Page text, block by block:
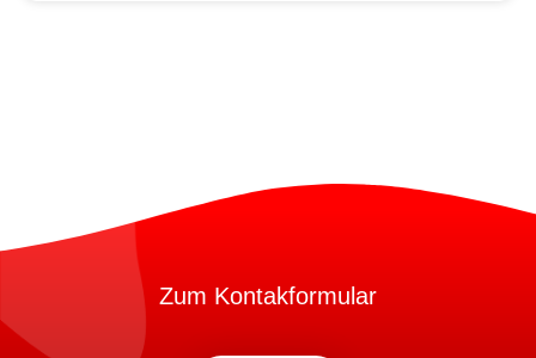
Zum Kontakformular